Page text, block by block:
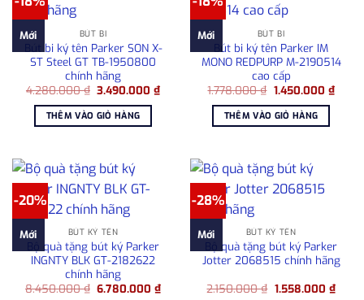
Mới BÚT BI
Bút bi ký tên Parker SON X-
ST Steel GT TB-1950800
chính hãng
4.280.000₫ Giá
là:
4.280.000 ₫.
3.490.000₫Giá
hiện
3.490.000 ₫.
THÊM VÀO GIỎ HÀNG
Mới BÚT BI
Bút bi ký tên Parker IM
MONO REDPURP M-2190514
cao cấp
1.778.000₫ Giá
là:
1.778.000 ₫.
1.450.000 ₫Giá
hiện
THÊM VÀO GIỎ HÀNG
-20%
Mới BÚT KÝ TÊN
Bộ quà tặng bút ký Parker
INGNTY BLK GT-2182622
chính hãng
8.450.000₫ Giá
6.780.000₫Giá
-28%
Mới BÚT KÝ TÊN
Bộ quà tặng bút ký Parker
Jotter 2068515 chính hãng
2.150.000₫ Giá
1.558.000 ₫Giá